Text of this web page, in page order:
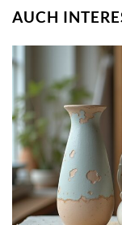
AUCH